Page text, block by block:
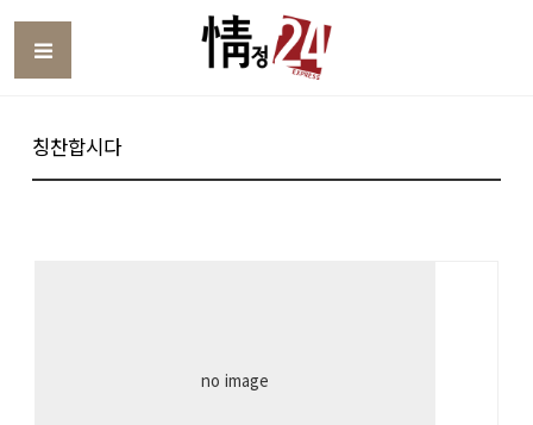
칭찬합시다
no image